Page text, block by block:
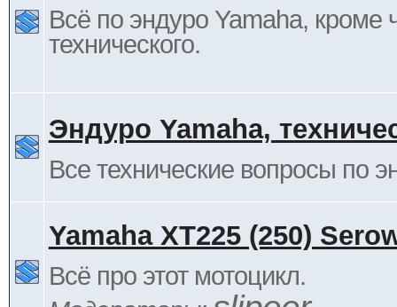
Всё по эндуро Yamaha, кроме
технического.
Эндуро Yamaha,
Все технические вопросы по
Yamaha XT225 (250)
Всё про этот мотоцикл.